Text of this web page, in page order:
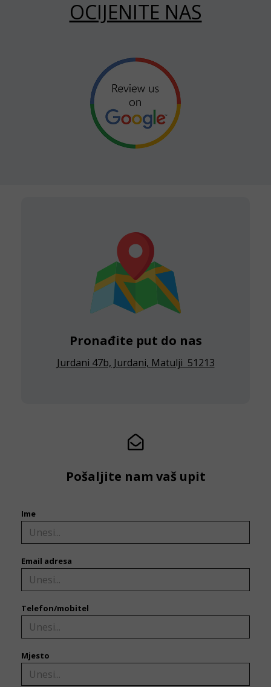
OCIJENITE NAS
Pronađite put do nas
Jurdani 47b, Jurdani, Matulji 51213
Pošaljite nam vaš upit
Ime
Email adresa
Telefon/mobitel
Mjesto